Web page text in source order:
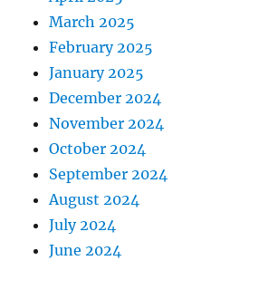
March 2025
February 2025
January 2025
December 2024
November 2024
October 2024
September 2024
August 2024
July 2024
June 2024